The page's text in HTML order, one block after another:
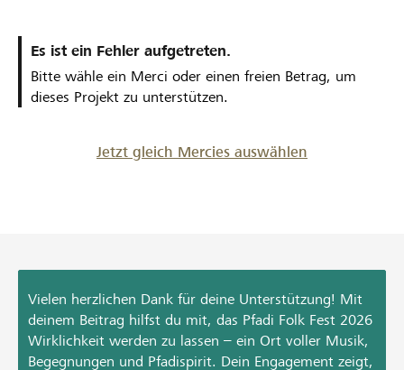
Es ist ein Fehler aufgetreten.
Bitte wähle ein Merci oder einen freien Betrag, um
dieses Projekt zu unterstützen.
Jetzt gleich Mercies auswählen
Vielen herzlichen Dank für deine Unterstützung! Mit
deinem Beitrag hilfst du mit, das Pfadi Folk Fest 2026
Wirklichkeit werden zu lassen – ein Ort voller Musik,
Begegnungen und Pfadispirit. Dein Engagement zeigt,